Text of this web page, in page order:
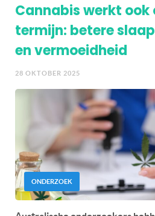
Cannabis werkt ook
termijn: betere
en vermoeidheid
28 OKTOBER 2025
ONDERZOEK